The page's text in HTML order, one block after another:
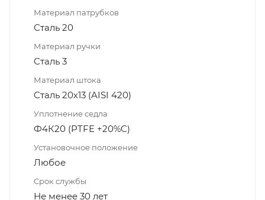
Материал патрубков
Сталь 20
Материал ручки
Сталь 3
Материал штока
Сталь 20х13 (AISI 420)
Уплотнение седла
Ф4К20 (PTFE +20%C)
Установочное положение
Любое
Срок службы
Не менее 30 лет